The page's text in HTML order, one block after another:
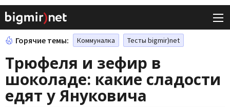
Горячие темы: Коммуналка Тесты bigmir)net
Трюфеля и зефир в
шоколаде: какие сладости
едят у Януковича